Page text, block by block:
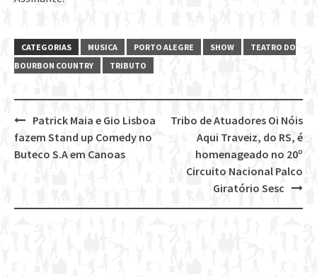
CATEGORIAS MUSICA PORTO ALEGRE SHOW
TEATRO DO
BOURBON COUNTRY
TRIBUTO
Post
navigation
Tribo de Atuadores Oi Nóis
Aqui Traveiz, do RS, é
homenageado no 20º
Circuito Nacional Palco
Giratório Sesc
Patrick Maia e Gio Lisboa
fazem Stand up Comedy no
Buteco S.A em Canoas